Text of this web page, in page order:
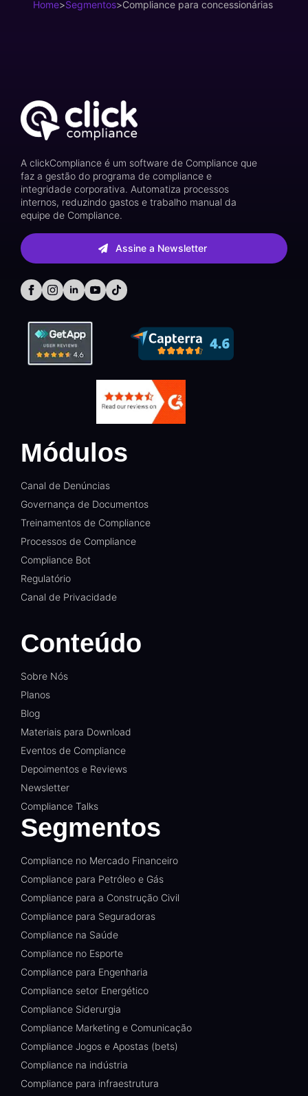
Home>Segmentos>Compliance para concessionárias
A clickCompliance é um software de Compliance que
faz a gestão do programa de compliance e
integridade corporativa. Automatiza processos
internos, reduzindo gastos e trabalho manual da
equipe de Compliance.
Assine a Newsletter
Módulos
Canal de Denúncias
Governança de Documentos
Treinamentos de Compliance
Processos de Compliance
Compliance Bot
Regulatório
Canal de Privacidade
Conteúdo
Sobre Nós
Planos
Blog
Materiais para Download
Eventos de Compliance
Depoimentos e Reviews
Newsletter
Compliance Talks
Segmentos
Compliance no Mercado Financeiro
Compliance para Petróleo e Gás
Compliance para a Construção Civil
Compliance para Seguradoras
Compliance na Saúde
Compliance no Esporte
Compliance para Engenharia
Compliance setor Energético
Compliance Siderurgia
Compliance Marketing e Comunicação
Compliance Jogos e Apostas (bets)
Compliance na indústria
Compliance para infraestrutura